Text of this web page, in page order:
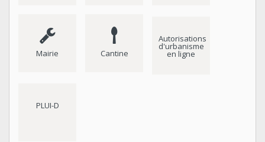
Mairie Cantine
Autorisations
d'urbanisme
en ligne
PLUI-D